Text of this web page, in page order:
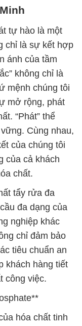
tự hào là một
chỉ là sự kết hợp
ánh của tầm
không chỉ là
mệnh chúng tôi
mở rộng, phát
“Phát” thể
Cùng nhau,
của chúng tôi
của cả khách
chất.
tẩy rửa đa
đa dạng của
nghiệp khác
chỉ đảm bảo
tiêu chuẩn an
khách hàng tiết
công việc.
hóa chất tinh